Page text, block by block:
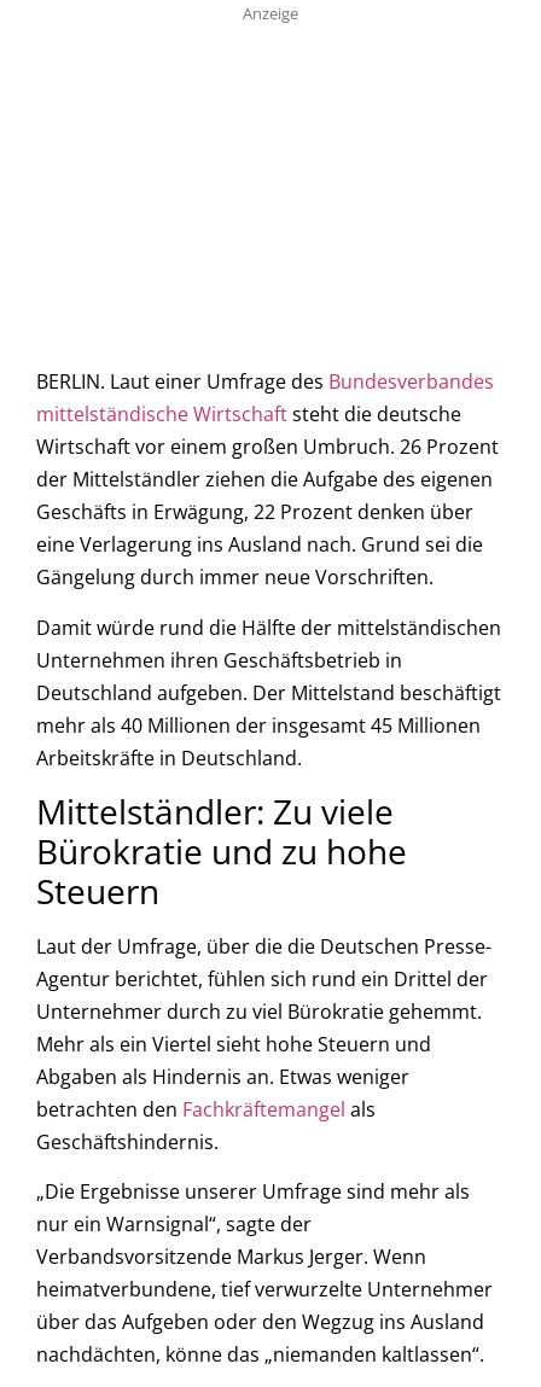
Anzeige
BERLIN. Laut einer Umfrage des Bundesverbandes
mittelständische Wirtschaftsteht die deutsche
Wirtschaft vor einem großen Umbruch. 26 Prozent
der Mittelständler ziehen die Aufgabe des eigenen
Geschäfts in Erwägung, 22 Prozent denken über
eine Verlagerung ins Ausland nach. Grund sei die
Gängelung durch immer neue Vorschriften.
Damit würde rund die Hälfte der mittelständischen
Unternehmen ihren Geschäftsbetrieb in
Deutschland aufgeben. Der Mittelstand beschäftigt
mehr als 40 Millionen der insgesamt 45 Millionen
Arbeitskräfte in Deutschland.
Mittelständler: Zu viele
Bürokratie und zu hohe
Steuern
Laut der Umfrage, über die die Deutschen Presse-
Agentur berichtet, fühlen sich rund ein Drittel der
Unternehmer durch zu viel Bürokratie gehemmt.
Mehr als ein Viertel sieht hohe Steuern und
Abgaben als Hindernis an. Etwas weniger
betrachten den Fachkräftemangel als
Geschäftshindernis.
„Die Ergebnisse unserer Umfrage sind mehr als
nur ein Warnsignal“, sagte der
Verbandsvorsitzende Markus Jerger. Wenn
heimatverbundene, tief verwurzelte Unternehmer
über das Aufgeben oder den Wegzug ins Ausland
nachdächten, könne das „niemanden kaltlassen“.